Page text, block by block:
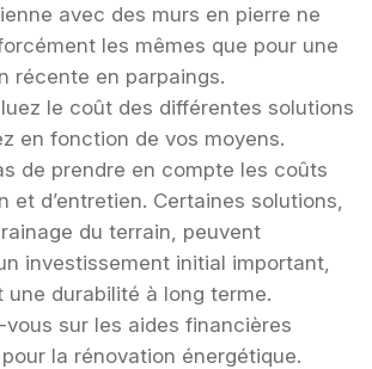
avec des murs en pierre ne
les mêmes que pour une
récente en parpaings.
le coût des différentes solutions
en fonction de vos moyens.
de prendre en compte les coûts
et d’entretien. Certaines solutions,
du terrain, peuvent
investissement initial important,
une durabilité à long terme.
vous sur les aides financières
la rénovation énergétique.